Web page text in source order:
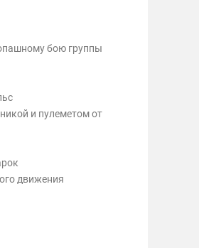
бою группы
и пулеметом от
движения